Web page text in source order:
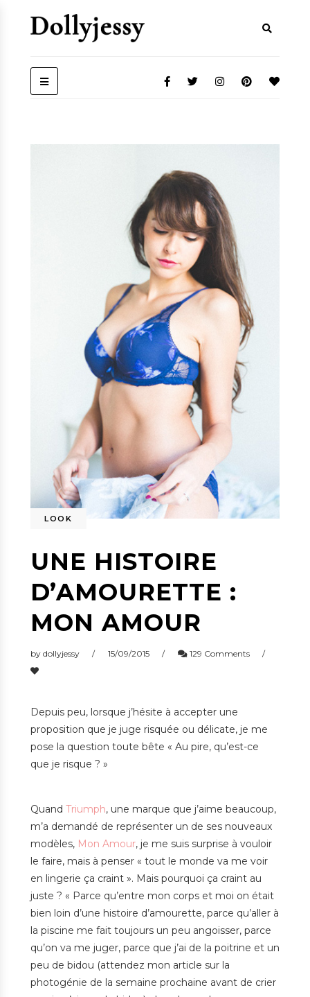
LOOK
UNE HISTOIRE
D’AMOURETTE :
MON AMOUR
by dollyjessy 15/09/2015 129 Comments
Depuis peu, lorsque j’hésite à accepter une
proposition que je juge risquée ou délicate, je me
pose la question toute bête « Au pire, qu’est-ce
que je risque ? »
Quand Triumph, une marque que j’aime beaucoup,
m’a demandé de représenter un de ses nouveaux
modèles, Mon Amour, je me suis surprise à vouloir
le faire, mais à penser « tout le monde va me voir
en lingerie ça craint ». Mais pourquoi ça craint au
juste ? « Parce qu’entre mon corps et moi on était
bien loin d’une histoire d’amourette, parce qu’aller à
la piscine me fait toujours un peu angoisser, parce
qu’on va me juger, parce que j’ai de la poitrine et un
peu de bidou (attendez mon article sur la
photogénie de la semaine prochaine avant de crier